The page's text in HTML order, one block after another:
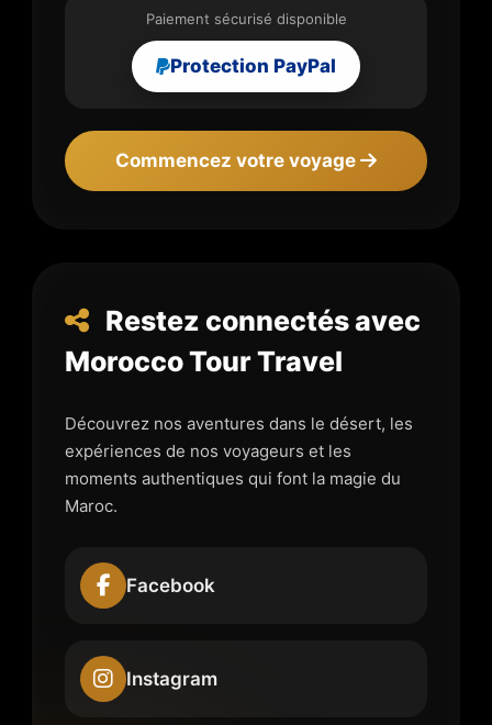
Paiement sécurisé disponible
Protection PayPal
Commencez votre voyage
Restez connectés avec
Morocco Tour Travel
Découvrez nos aventures dans le désert, les
expériences de nos voyageurs et les
moments authentiques qui font la magie du
Maroc.
Facebook
Instagram